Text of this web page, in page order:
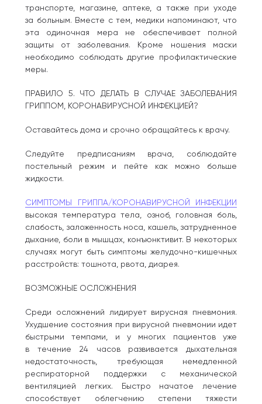
транспорте, магазине, аптеке, а также при уходе
за больным. Вместе с тем, медики напоминают, что
эта одиночная мера не обеспечивает полной
защиты от заболевания. Кроме ношения маски
необходимо соблюдать другие профилактические
меры.
ПРАВИЛО 5. ЧТО ДЕЛАТЬ В СЛУЧАЕ ЗАБОЛЕВАНИЯ
ГРИППОМ, КОРОНАВИРУСНОЙ ИНФЕКЦИЕЙ?
Оставайтесь дома и срочно обращайтесь к врачу.
Следуйте предписаниям врача, соблюдайте
постельный режим и пейте как можно больше
жидкости.
СИМПТОМЫ ГРИППА/КОРОНАВИРУСНОЙ ИНФЕКЦИИ
высокая температура тела, озноб, головная боль,
слабость, заложенность носа, кашель, затрудненное
дыхание, боли в мышцах, конъюнктивит. В некоторых
случаях могут быть симптомы желудочно-кишечных
расстройств: тошнота, рвота, диарея.
ВОЗМОЖНЫЕ ОСЛОЖНЕНИЯ
Среди осложнений лидирует вирусная пневмония.
Ухудшение состояния при вирусной пневмонии идет
быстрыми темпами, и у многих пациентов уже
в течение 24 часов развивается дыхательная
недостаточность, требующая немедленной
респираторной поддержки с механической
вентиляцией легких. Быстро начатое лечение
способствует облегчению степени тяжести